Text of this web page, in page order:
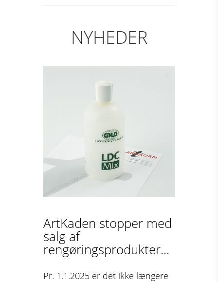
NYHEDER
ArtKaden stopper med
salg af
rengøringsprodukter...
Pr. 1.1.2025 er det ikke længere